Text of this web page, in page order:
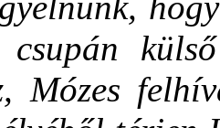
csupán
Mózes